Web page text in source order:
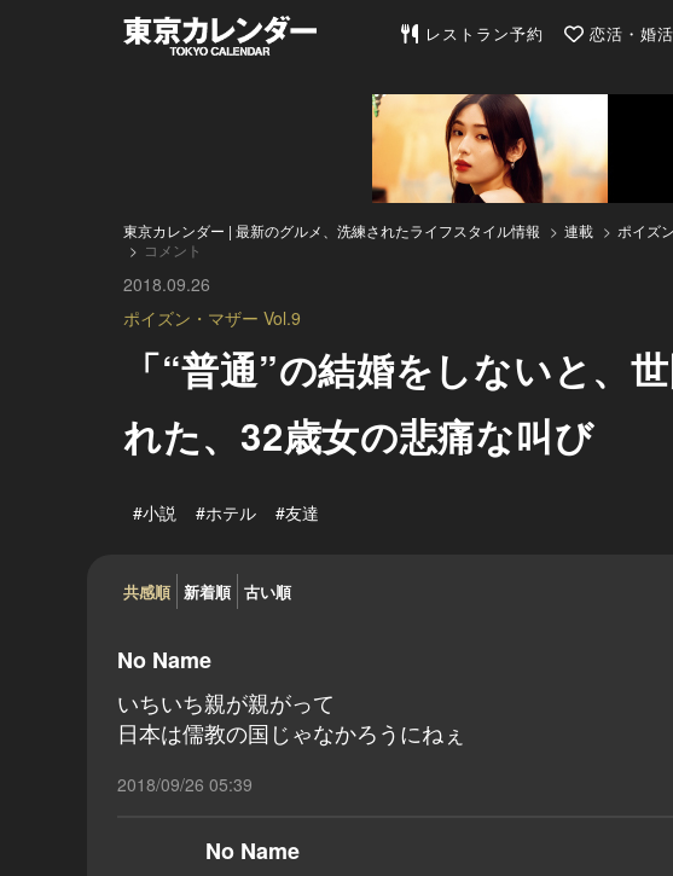
東京カレンダー | 最新のグルメ
レストラン予約 恋活・婚活
東京カレンダー | 最新のグルメ、洗練されたライフスタイル情報 連載 ポイズ
コメント
2018.09.26
ポイズン・マザー Vol.9
「“普通”の結婚をしないと
れた、32歳女の悲痛な叫び
#小説 #ホテル #友達
共感順 新着順 古い順
No Name
いちいち親が親がって
日本は儒教の国じゃなかろうにねぇ
2018/09/26 05:39
No Name